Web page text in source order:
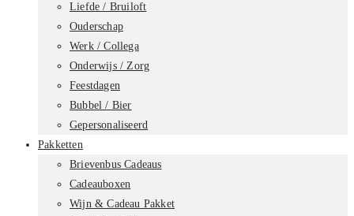
Liefde / Bruiloft
Ouderschap
Werk / Collega
Onderwijs / Zorg
Feestdagen
Bubbel / Bier
Gepersonaliseerd
Pakketten
Brievenbus Cadeaus
Cadeauboxen
Wijn & Cadeau Pakket